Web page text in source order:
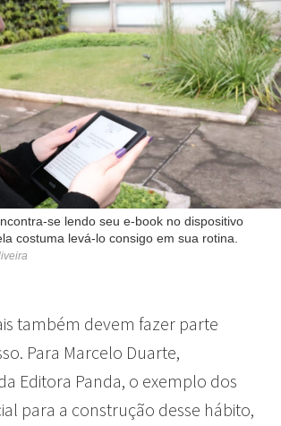
se lendo seu e-book no dispositivo
costuma levá-lo consigo em sua rotina.
também devem fazer parte
Para Marcelo Duarte,
Editora Panda, o exemplo dos
para a construção desse hábito,